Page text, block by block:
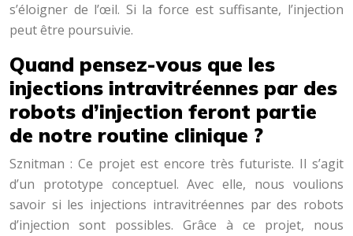
s’éloigner de l’œil. Si la force est suffisante, l’injection
peut être poursuivie.
Quand pensez-vous que les
injections intravitréennes par des
robots d’injection feront partie
de notre routine clinique ?
Sznitman : Ce projet est encore très futuriste. Il s’agit
d’un prototype conceptuel. Avec elle, nous voulions
savoir si les injections intravitréennes par des robots
d’injection sont possibles. Grâce à ce projet, nous